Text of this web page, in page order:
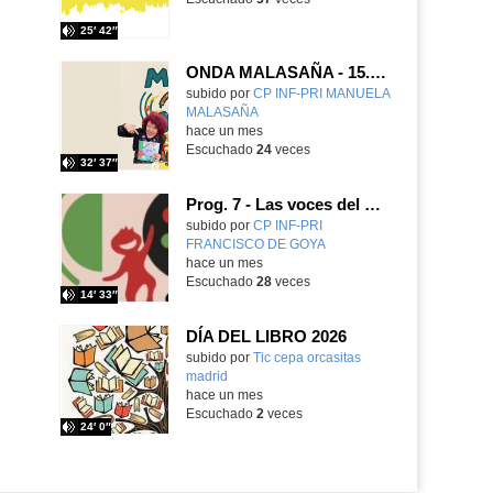
25′ 42″
ONDA MALASAÑA - 15. Libros, voces y aventuras
Contenido educativo.
subido por CP INF-PRI MANUELA
MALASAÑA
32′ 37″
-
hace un mes
Escuchado 24veces
Prog. 7 - Las voces del Goya. Tercer programa del curso 2025-26
subido por CP INF-PRI
FRANCISCO DE GOYA
14′ 33″
-
hace un mes
Escuchado 28veces
DÍA DEL LIBRO 2026
Contenido educativo.
subido por Tic cepa orcasitas
madrid
24′ 0″
hace un mes
Escuchado 2 veces